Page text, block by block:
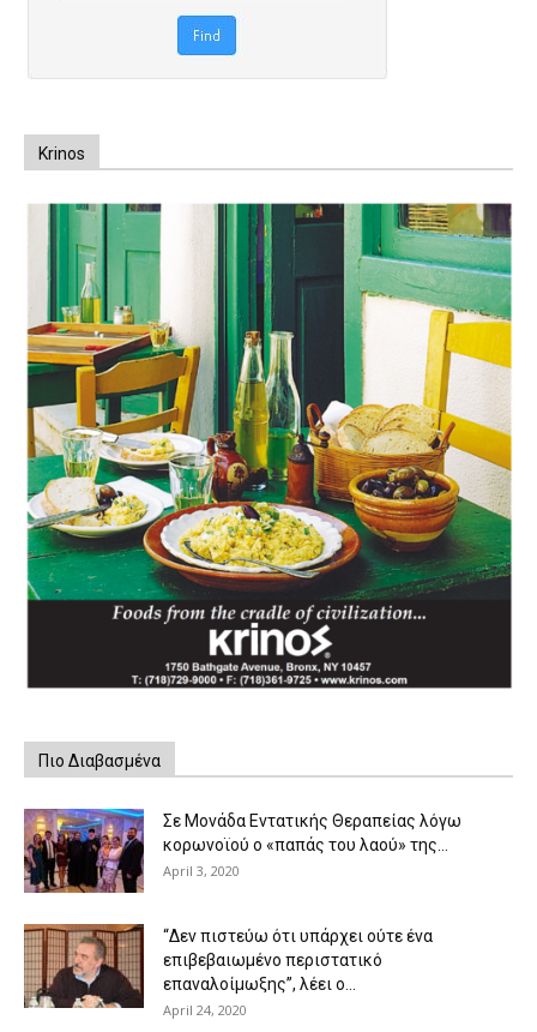
Krinos
Πιο Διαβασμένα
Σε Μονάδα Εντατικής Θεραπείας λόγω
κορωνοϊού ο «παπάς του λαού» της...
April 3, 2020
“Δεν πιστεύω ότι υπάρχει ούτε ένα
επιβεβαιωμένο περιστατικό
επαναλοίμωξης”, λέει ο...
April 24, 2020